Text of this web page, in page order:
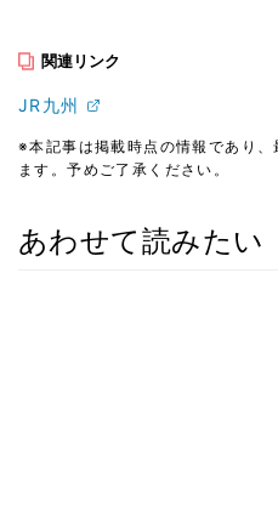
関連リンク
JR九州
※本記事は掲載時点の情報であり
ます。予めご了承ください。
あわせて読みたい